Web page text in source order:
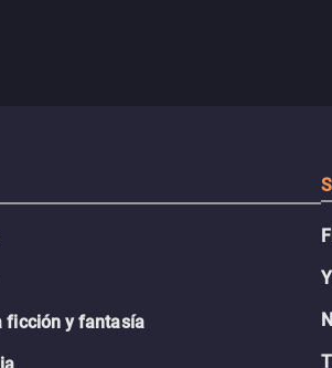
ficción y fantasía